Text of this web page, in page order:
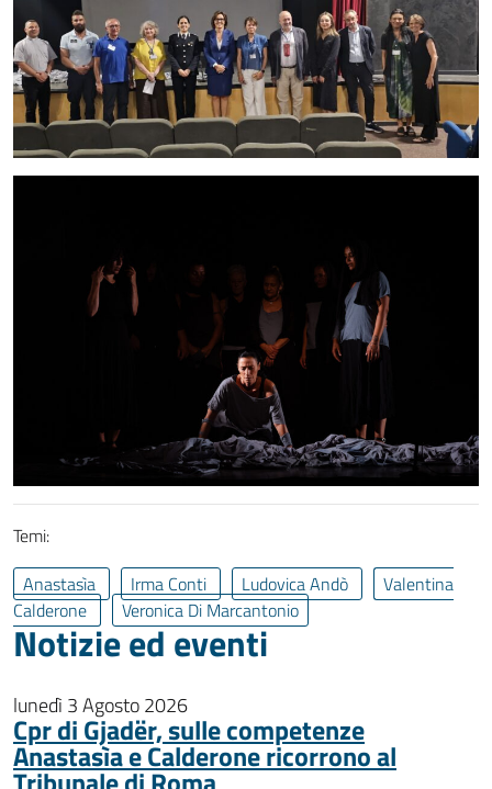
Temi:
Anastasìa
Irma Conti Ludovica Andò
Valentina
Calderone
Veronica Di Marcantonio
Notizie ed eventi
lunedì 3 Agosto 2026
Cpr di Gjadër, sulle competenze
Anastasìa e Calderone ricorrono al